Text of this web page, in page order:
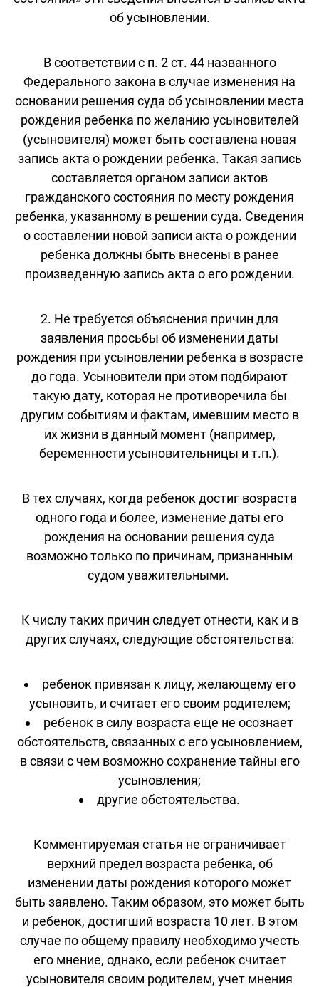
об усыновлении.
В соответствии с п. 2 ст. 44 названного
Федерального закона в случае изменения на
основании решения суда об усыновлении места
рождения ребенка по желанию усыновителей
(усыновителя) может быть составлена новая
запись акта о рождении ребенка. Такая запись
составляется органом записи актов
гражданского состояния по месту рождения
ребенка, указанному в решении суда. Сведения
о составлении новой записи акта о рождении
ребенка должны быть внесены в ранее
произведенную запись акта о его рождении.
2. Не требуется объяснения причин для
заявления просьбы об изменении даты
рождения при усыновлении ребенка в возрасте
до года. Усыновители при этом подбирают
такую дату, которая не противоречила бы
другим событиям и фактам, имевшим место в
их жизни в данный момент (например,
беременности усыновительницы и т.п.).
В тех случаях, когда ребенок достиг возраста
одного года и более, изменение даты его
рождения на основании решения суда
возможно только по причинам, признанным
судом уважительными.
К числу таких причин следует отнести, как и в
других случаях, следующие обстоятельства:
ребенок привязан к лицу, желающему его
усыновить, и считает его своим родителем;
ребенок в силу возраста еще не осознает
обстоятельств, связанных с его усыновлением,
в связи с чем возможно сохранение тайны его
усыновления;
другие обстоятельства.
Комментируемая статья не ограничивает
верхний предел возраста ребенка, об
изменении даты рождения которого может
быть заявлено. Таким образом, это может быть
и ребенок, достигший возраста 10 лет. В этом
случае по общему правилу необходимо учесть
его мнение, однако, если ребенок считает
усыновителя своим родителем, учет мнения